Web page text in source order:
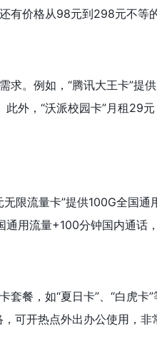
有价格从98元到298元不等
。例如，“腾讯大王卡”提
外，“沃派校园卡”月租29
限流量卡”提供100G全国
用流量+100分钟国内通话
餐，如“夏日卡”、“白虎卡
可开热点外出办公使用，非